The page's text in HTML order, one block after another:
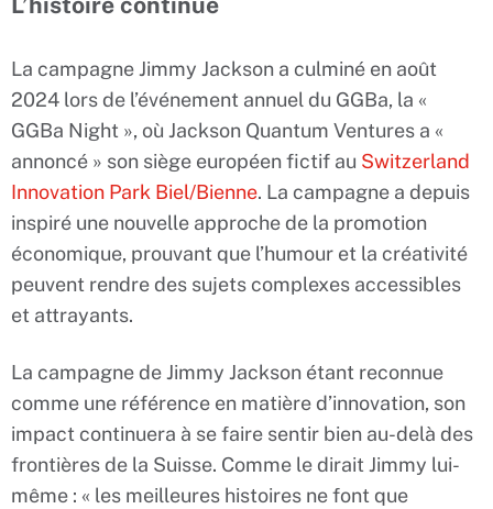
La campagne Jimmy Jackson a culminé en août
2024 lors de l’événement annuel du GGBa, la «
GGBa Night », où Jackson Quantum Ventures a «
annoncé » son siège européen fictif au Switzerland
Innovation Park Biel/Bienne. La campagne a depuis
inspiré une nouvelle approche de la promotion
économique, prouvant que l’humour et la créativité
peuvent rendre des sujets complexes accessibles
et attrayants.
La campagne de Jimmy Jackson étant reconnue
comme une référence en matière d’innovation, son
impact continuera à se faire sentir bien au-delà des
frontières de la Suisse. Comme le dirait Jimmy lui-
même : « les meilleures histoires ne font que